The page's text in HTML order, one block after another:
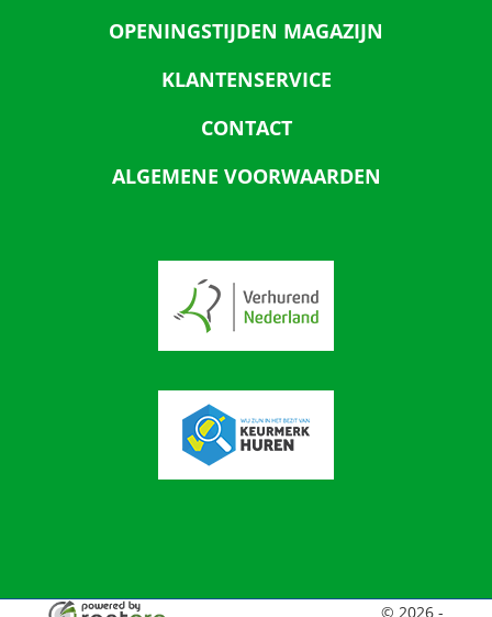
OPENINGSTIJDEN MAGAZIJN
KLANTENSERVICE
CONTACT
ALGEMENE VOORWAARDEN
© 2026 -